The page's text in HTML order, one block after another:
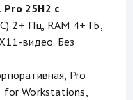
25H2 с
2+ ГГц, RAM 4+ ГБ,
видео. Без
Pro
for Workstations,